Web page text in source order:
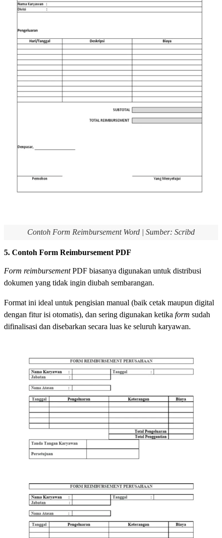
Contoh Form Reimbursement Word | Sumber: Scribd
5. Contoh Form Reimbursement PDF
Form reimbursementPDF biasanya digunakan untuk distribusi
dokumen yang tidak ingin diubah sembarangan.
Format ini ideal untuk pengisian manual (baik cetak maupun digital
dengan fitur isi otomatis), dan sering digunakan ketika form sudah
difinalisasi dan disebarkan secara luas ke seluruh karyawan.